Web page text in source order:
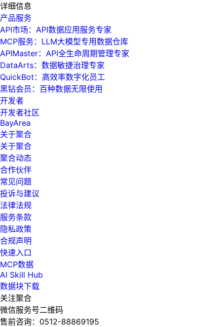
详细信息
产品服务
API市场：API数据应用服务专家
MCP服务：LLM大模型专用数据仓库
APIMaster：API全生命周期管理专家
DataArts：数据敏捷治理专家
QuickBot：高效率数字化员工
黑钻会员：百种数据无限使用
开发者
开发者社区
BayArea
关于聚合
关于聚合
聚合动态
合作伙伴
常见问题
投诉与建议
法律法规
服务条款
隐私政策
合规声明
快速入口
MCP数据
AI Skill Hub
数据块下载
关注聚合
微信服务号二维码
售前咨询： 0512-88869195